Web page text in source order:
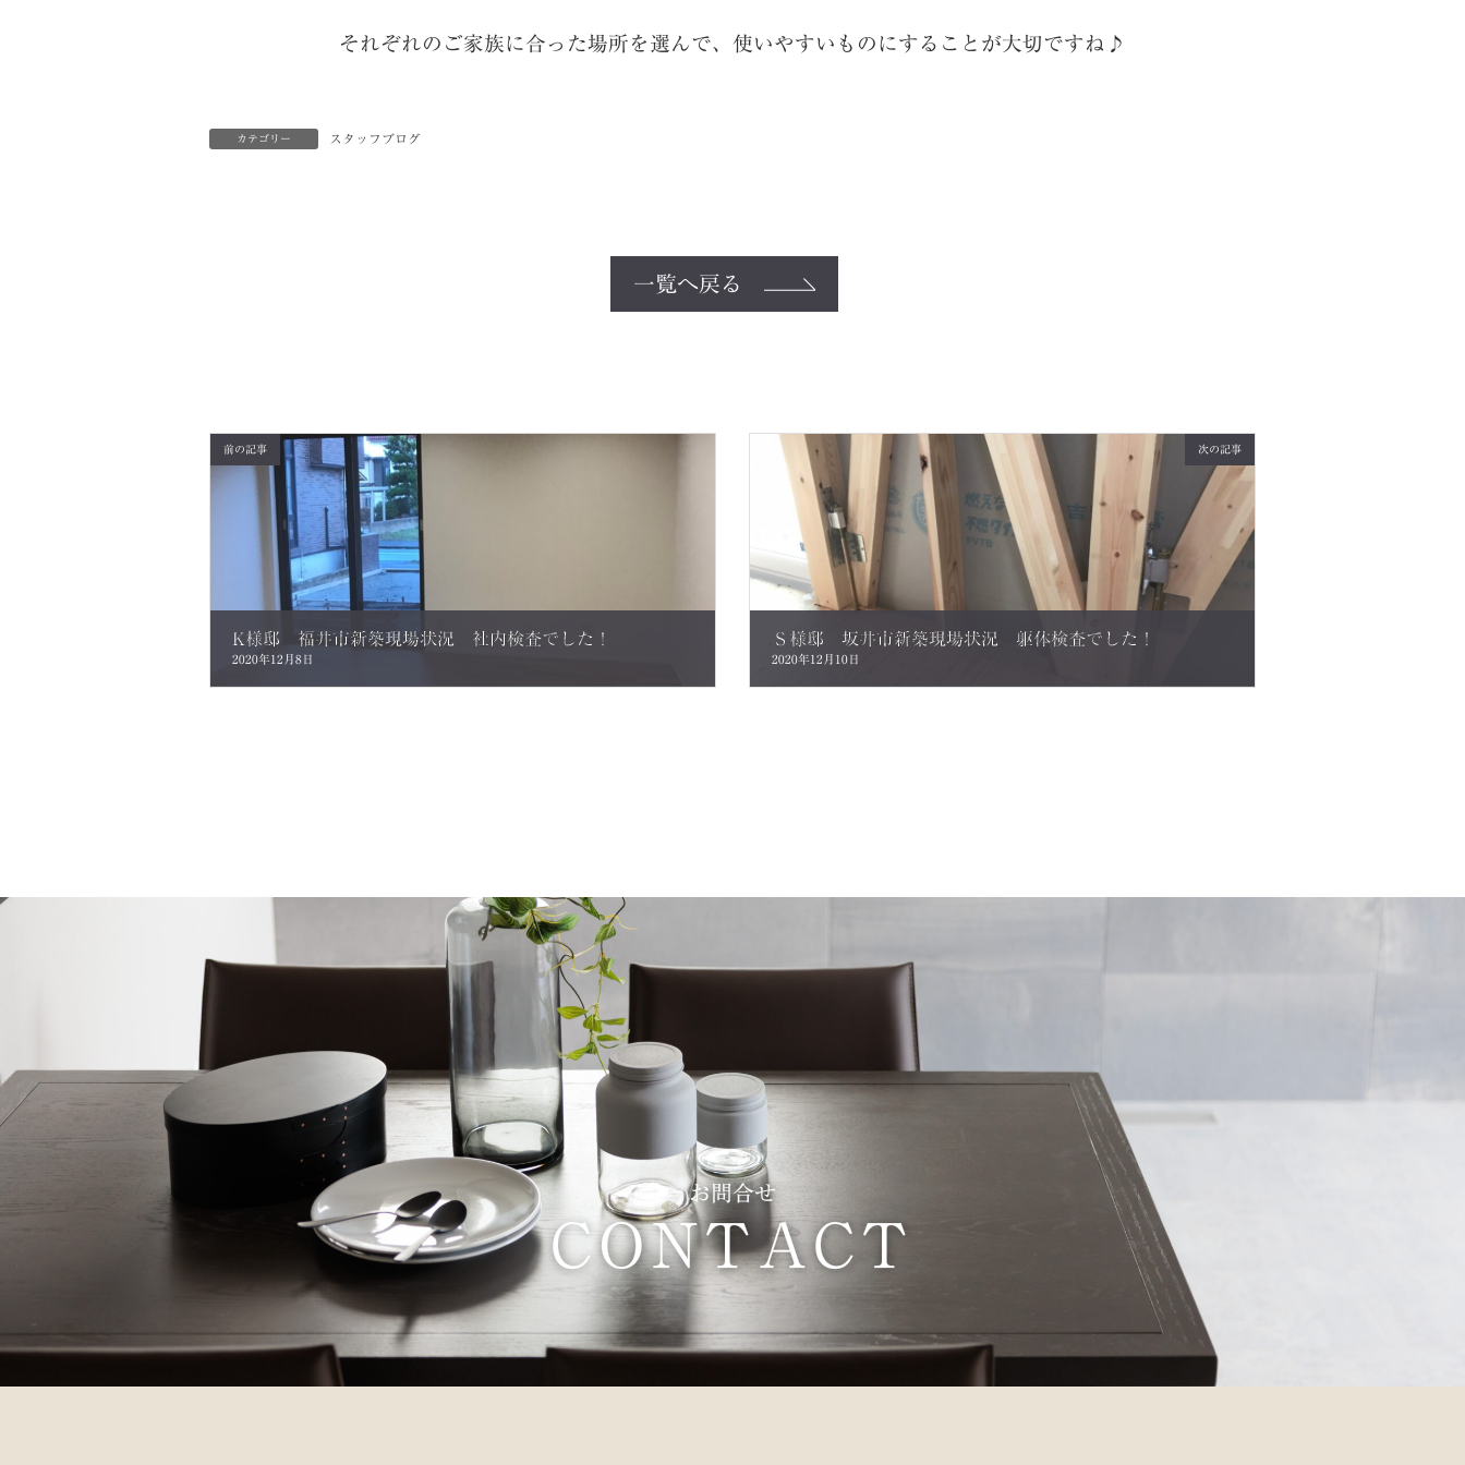
それぞれのご家族に合った場所を選んで、使いやすいものにすることが大切ですね♪
カテゴリー スタッフブログ
一覧へ戻る
前の記事
K様邸 福井市新築現場状況 社内検査でした！
2020年12月8日
次の記事
Ｓ様邸 坂井市新築現場状況 躯体検査でした！
2020年12月10日
お問合せ
CONTACT